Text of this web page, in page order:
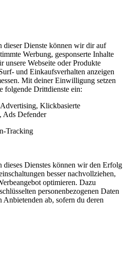
dieser Dienste können wir dir auf
Werbung, gesponserte Inhalte
unsere Webseite oder Produkte
und Einkaufsverhalten anzeigen
Mit deiner Einwilligung setzen
folgende Drittdienste ein:
Klickbasierte
Ads Defender
Tracking
dieses Dienstes können wir den Erfolg
besser nachvollziehen,
optimieren. Dazu
personenbezogenen Daten
Anbietenden ab, sofern du deren